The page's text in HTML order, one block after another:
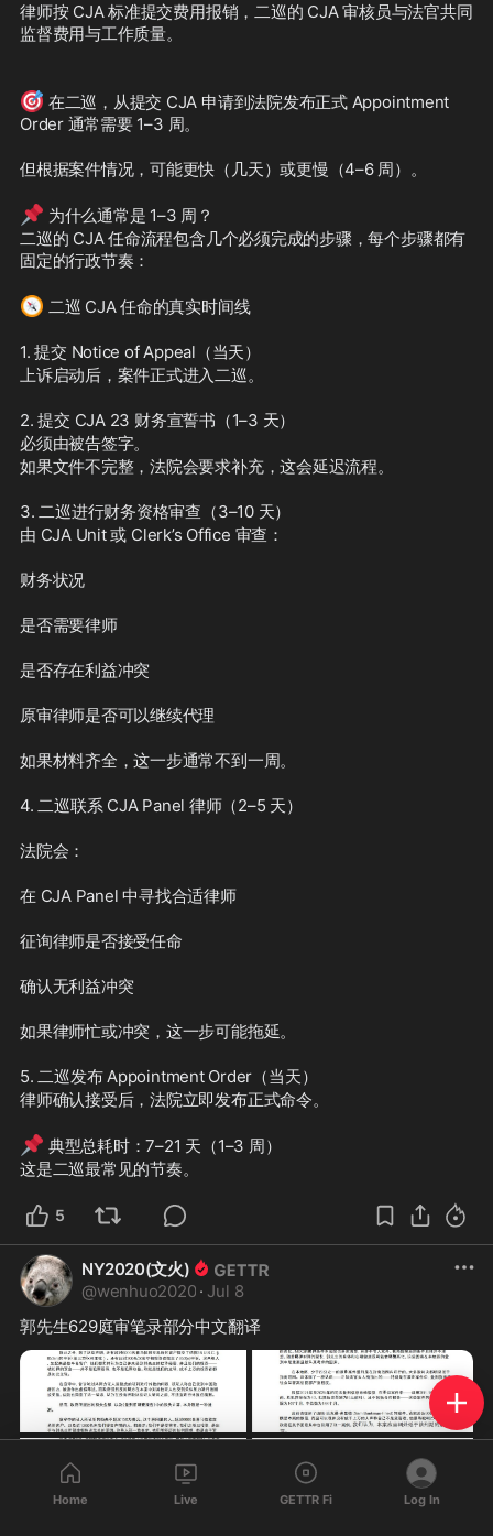
律师按 CJA 标准提交费用报销，二巡的 CJA 审核员与法官共同
监督费用与工作质量。
🎯 在二巡，从提交 CJA 申请到法院发布正式 Appointment
Order 通常需要 1–3 周。
但根据案件情况，可能更快（几天）或更慢（4–6 周）。
📌 为什么通常是 1–3 周？
二巡的 CJA 任命流程包含几个必须完成的步骤，每个步骤都有
固定的行政节奏：
🧭 二巡 CJA 任命的真实时间线
1. 提交 Notice of Appeal（当天）
上诉启动后，案件正式进入二巡。
2. 提交 CJA 23 财务宣誓书（1–3 天）
必须由被告签字。
如果文件不完整，法院会要求补充，这会延迟流程。
3. 二巡进行财务资格审查（3–10 天）
由 CJA Unit 或 Clerk’s Office 审查：
财务状况
是否需要律师
是否存在利益冲突
原审律师是否可以继续代理
如果材料齐全，这一步通常不到一周。
4. 二巡联系 CJA Panel 律师（2–5 天）
法院会：
在 CJA Panel 中寻找合适律师
征询律师是否接受任命
确认无利益冲突
如果律师忙或冲突，这一步可能拖延。
5. 二巡发布 Appointment Order（当天）
律师确认接受后，法院立即发布正式命令。
📌 典型总耗时：7–21 天（1–3 周）
这是二巡最常见的节奏。
5
NY2020(文火)
@wenhuo2020 · Jul 8
郭先生629庭审笔录部分中文翻译
Home Live GETTR Fi Log In